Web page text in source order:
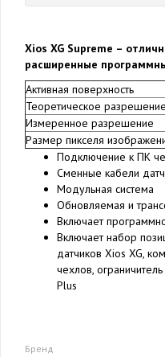
Xios XG Supreme –
расширенные
Активная поверхность
Теоретическое разрешение
Измеренное разрешение
Размер пикселя
Подключение к ПК
Сменные кабели
Модульная система
Обновляемая и
Включает
Включает набор
датчиков Xios XG,
чехлов,
Plus
Бренд